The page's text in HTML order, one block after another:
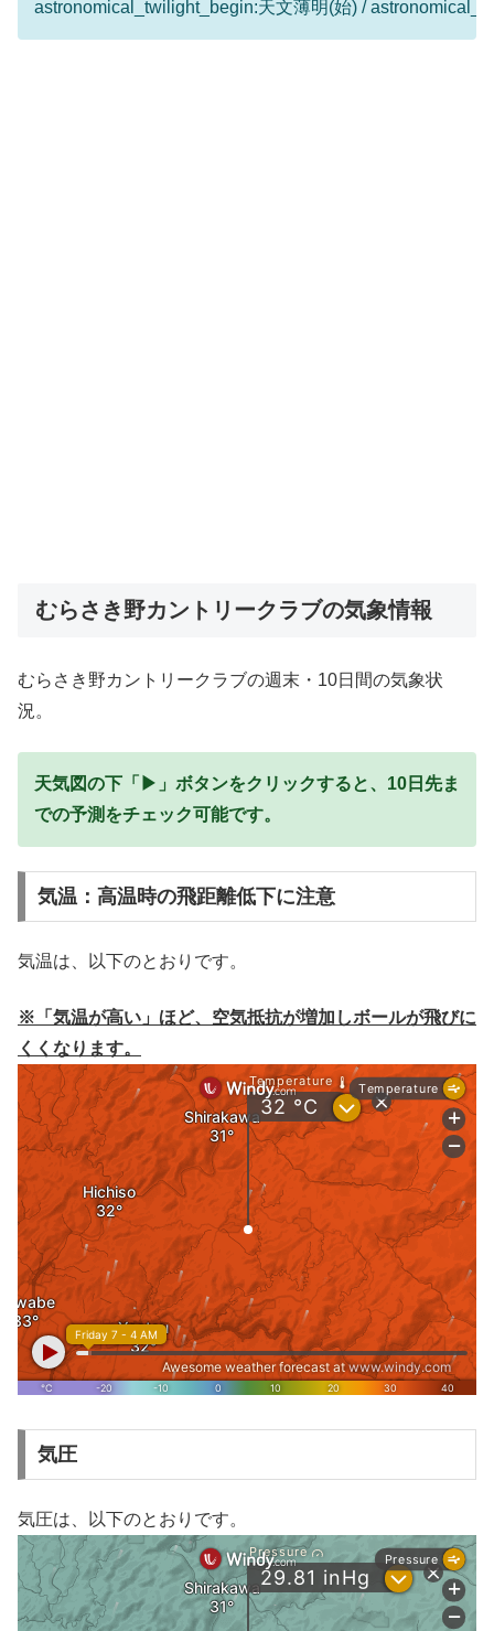
astronomical_twilight_begin:天文薄明(始) /
むらさき野カントリークラブの気象情報
むらさき野カントリークラブの週末・10日間の気象状
況。
天気図の下「▶」ボタンをクリックすると、10日先ま
での予測をチェック可能です。
気温：高温時の飛距離低下に注意
気温は、以下のとおりです。
※「気温が高い」ほど、空気抵抗が増加しボールが飛びに
くくなります。
気圧
気圧は、以下のとおりです。